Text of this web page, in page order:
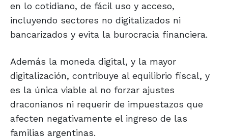
en lo cotidiano, de fácil uso y acceso,
incluyendo sectores no digitalizados ni
bancarizados y evita la burocracia financiera.
Además la moneda digital, y la mayor
digitalización, contribuye al equilibrio fiscal, y
es la única viable al no forzar ajustes
draconianos ni requerir de impuestazos que
afecten negativamente el ingreso de las
familias argentinas.